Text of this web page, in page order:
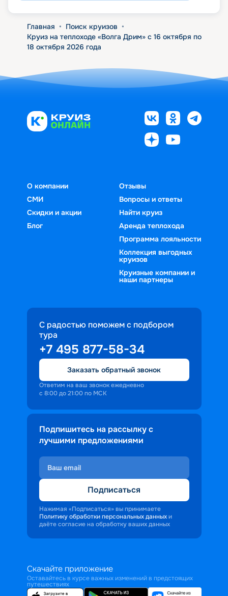
Главная • Поиск круизов •
Круиз на теплоходе «Волга Дрим» с 16 октября по
18 октября 2026 года
О компании
СМИ
Скидки и акции
Блог
Отзывы
Вопросы и ответы
Найти круиз
Аренда теплохода
Программа лояльности
Коллекция выгодных
круизов
Круизные компании и
наши партнеры
С радостью поможем с подбором
тура
+7 495 877-58-34
Заказать обратный звонок
Ответим на ваш звонок ежедневно
с 8:00 до 21:00 по МСК
Подпишитесь на рассылку с
лучшими предложениями
Подписаться
Нажимая «Подписаться» вы принимаете
Политику обработки персональных данных и
даёте согласие на обработку ваших данных
Скачайте приложение
Оставайтесь в курсе важных изменений в предстоящих
путешествиях